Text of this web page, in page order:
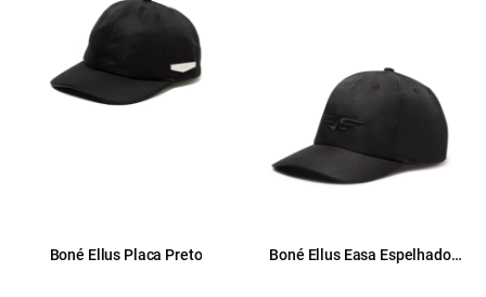
Boné Ellus Placa Preto
Boné Ellus Easa Espelhado